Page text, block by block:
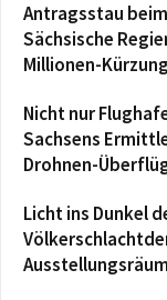
Antragsstau
Sächsische
Millionen-
Nicht nur
Sachsens
Drohnen-
Licht ins Dunkel